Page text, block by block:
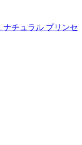
ナチュラル プリンセ